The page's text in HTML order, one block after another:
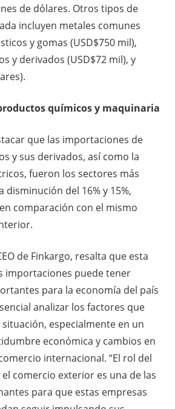
de dólares. Otros tipos de
incluyen metales comunes
y gomas (USD$750 mil),
y derivados (USD$72 mil), y
químicos y maquinaria
que las importaciones de
y sus derivados, así como la
fueron los sectores más
disminución del 16% y 15%,
comparación con el mismo
de Finkargo, resalta que esta
importaciones puede tener
para la economía del país
analizar los factores que
especialmente en un
económica y cambios en
internacional. “El rol del
comercio exterior es una de las
para que estas empresas